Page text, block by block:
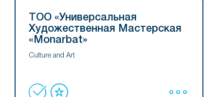
ТОО «Универсальная
Художественная Мастерская
«Monarbat»
Culture and Art